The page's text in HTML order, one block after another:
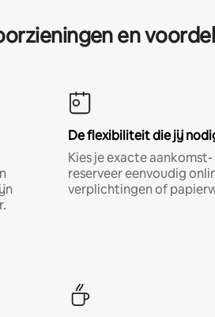
en
De flexibiliteit die jij
Kies je exacte
reserveer eenvoudig
verplichtingen of